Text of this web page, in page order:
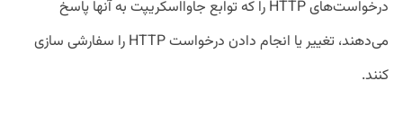
درخواست‌های HTTP را که توابع جاوااسکریپت به آنها پاسخ
می‌دهند، تغییر یا انجام دادن درخواست HTTP را سفارشی سازی
کنند.